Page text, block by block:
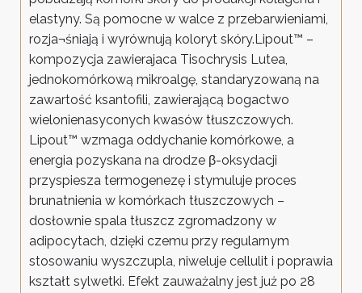
elastyny. Są pomocne w walce z przebarwieniami,
rozja¬śniają i wyrównują koloryt skóry.Lipout™ –
kompozycja zawierajaca Tisochrysis Lutea,
jednokomórkową mikroalgę, standaryzowaną na
zawartość ksantofili, zawierającą bogactwo
wielonienasyconych kwasów tłuszczowych.
Lipout™ wzmaga oddychanie komórkowe, a
energia pozyskana na drodze β-oksydacji
przyspiesza termogenezę i stymuluje proces
brunatnienia w komórkach tłuszczowych –
dosłownie spala tłuszcz zgromadzony w
adipocytach, dzięki czemu przy regularnym
stosowaniu wyszczupla, niweluje cellulit i poprawia
kształt sylwetki. Efekt zauważalny jest już po 28